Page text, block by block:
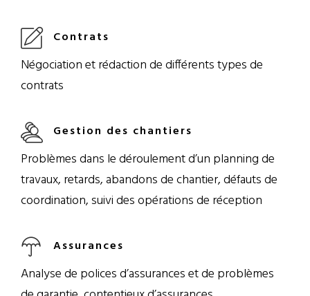
Contrats
Négociation et rédaction de différents types de
contrats
Gestion des chantiers
Problèmes dans le déroulement d’un planning de
travaux, retards, abandons de chantier, défauts de
coordination, suivi des opérations de réception
Assurances
Analyse de polices d’assurances et de problèmes